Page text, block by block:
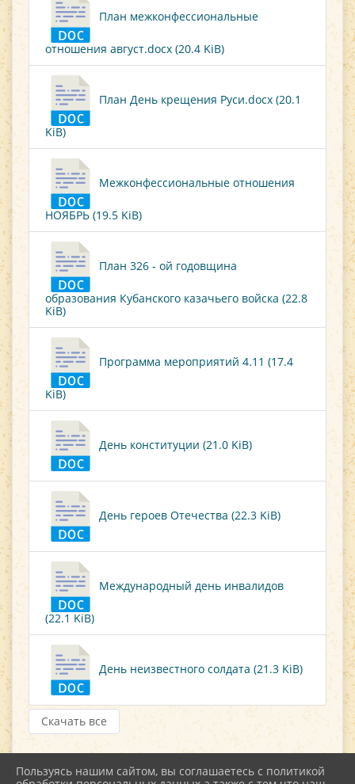
План межконфессиональные
отношения август.docx (20.4 KiB)
План День крещения Руси.docx (20.1
KiB)
Межконфессиональные отношения
НОЯБРЬ (19.5 KiB)
План 326 - ой годовщина
образования Кубанского казачьего войска (22.8
KiB)
Программа мероприятий 4.11 (17.4
KiB)
День конституции (21.0 KiB)
День героев Отечества (22.3 KiB)
Международный день инвалидов
(22.1 KiB)
День неизвестного солдата (21.3 KiB)
Скачать все
Пользуясь нашим сайтом, вы соглашаетесь с политикой